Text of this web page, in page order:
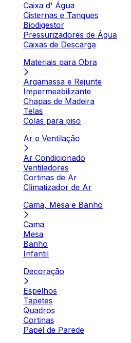
Caixa d' Água
Cisternas e Tanques
Biodigestor
Pressurizadores de Água
Caixas de Descarga
Materiais para Obra
Argamassa e Rejunte
Impermeabilizante
Chapas de Madeira
Telas
Colas para piso
Ar e Ventilação
Ar Condicionado
Ventiladores
Cortinas de Ar
Climatizador de Ar
Cama, Mesa e Banho
Cama
Mesa
Banho
Infantil
Decoração
Espelhos
Tapetes
Quadros
Cortinas
Papel de Parede